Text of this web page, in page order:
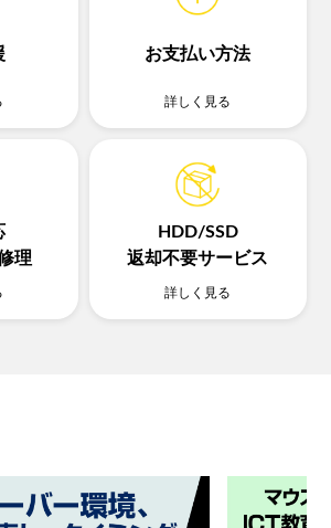
お支払い方法
詳しく見る
理
HDD/SSD
返却不要サービス
詳しく見る